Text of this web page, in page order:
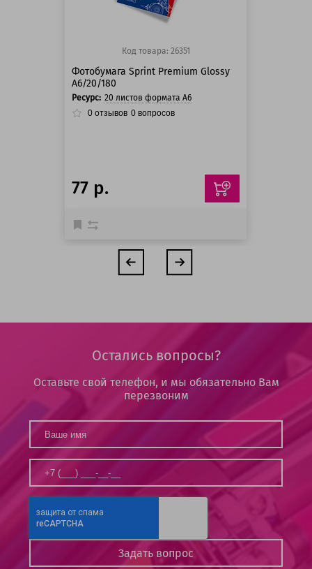
Код товара: 26351
Фотобумага Sprint Premium Glossy
A6/20/180
Ресурс: 20 листов формата А6
0 отзывов 0 вопросов
77 р.
Остались вопросы?
Оставьте свой телефон, и мы обязательно Вам
перезвоним